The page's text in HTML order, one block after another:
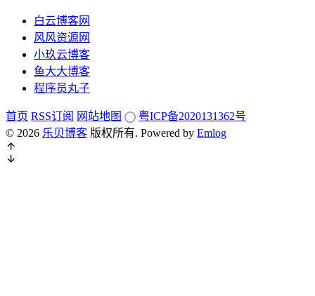
白云博客网
风风资源网
小玖云博客
鱼大大博客
程序员丸子
首页 RSS订阅 网站地图
粤ICP备2020131362号
© 2026 乐贝博客 版权所有. Powered by Emlog